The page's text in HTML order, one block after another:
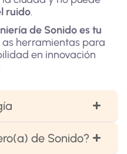
ruido.
de Sonido es tu
as herramientas para
en innovación
de Sonido?